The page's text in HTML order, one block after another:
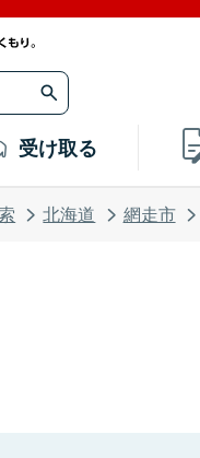
受け取る
北海道 網走市